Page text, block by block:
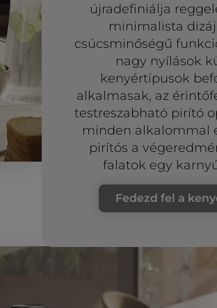
újradefiniálja
minimalista
csúcsminőségű
nagy nyílások
kenyértípusok
alkalmasak, az
testreszabható pirító
minden alkalommal
pirítós a
falatok egy
Fedezd fel a